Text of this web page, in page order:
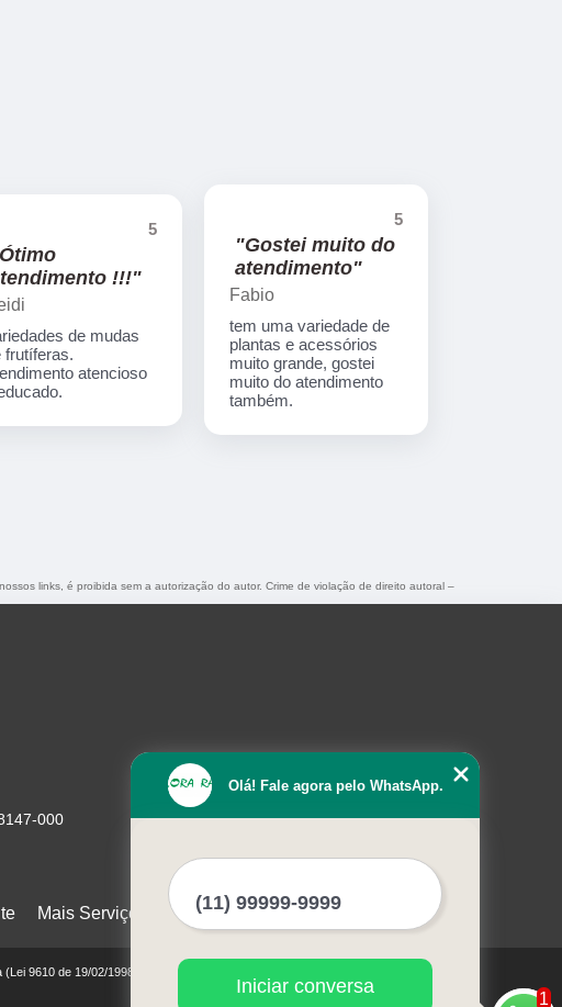
5
!!!"
de mudas
frutíferas.
atencioso
5
"Gostei muito do
atendimento"
Fabio
tem uma variedade de
plantas e acessórios
muito grande, gostei
muito do atendimento
também.
links, é proibida sem a autorização do autor. Crime de violação de direito autoral –
000
Mais Serviços
9610 de 19/02/1998)
1
Olá! Fale agora pelo WhatsApp.
Iniciar conversa